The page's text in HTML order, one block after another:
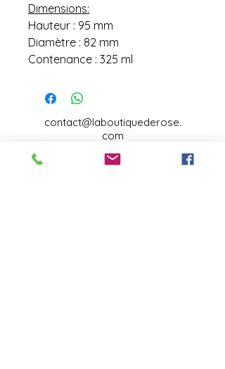
Dimensions:
Hauteur : 95 mm
Diamètre : 82 mm
Contenance : 325 ml
contact@laboutiquederose.
com
--